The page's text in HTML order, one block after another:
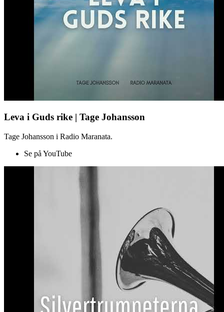
Leva i Guds rike | Tage Johansson
Tage Johansson i Radio Maranata.
Se på YouTube